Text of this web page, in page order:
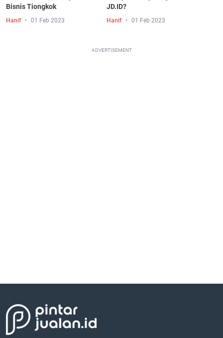
Bisnis Tiongkok
Hanif 01 Feb 2023
JD.ID?
Hanif 01 Feb 2023
ADVERTISEMENT